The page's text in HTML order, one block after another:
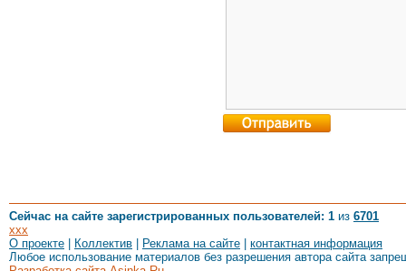
Сейчас на сайте зарегистрированных пользователей: 1 из 6701
xxx
О проекте
Коллектив Реклама на сайте
контактная информация
Любое использование материалов без разрешения автора сайта